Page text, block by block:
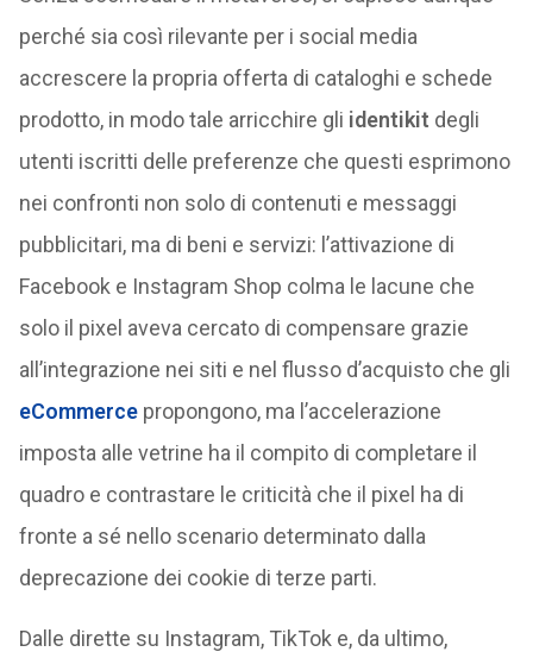
perché sia così rilevante per i social media
accrescere la propria offerta di cataloghi e schede
prodotto, in modo tale arricchire gli identikit degli
utenti iscritti delle preferenze che questi esprimono
nei confronti non solo di contenuti e messaggi
pubblicitari, ma di beni e servizi: l’attivazione di
Facebook e Instagram Shop colma le lacune che
solo il pixel aveva cercato di compensare grazie
all’integrazione nei siti e nel flusso d’acquisto che gli
eCommerce propongono, ma l’accelerazione
imposta alle vetrine ha il compito di completare il
quadro e contrastare le criticità che il pixel ha di
fronte a sé nello scenario determinato dalla
deprecazione dei cookie di terze parti.
Dalle dirette su Instagram, TikTok e, da ultimo,